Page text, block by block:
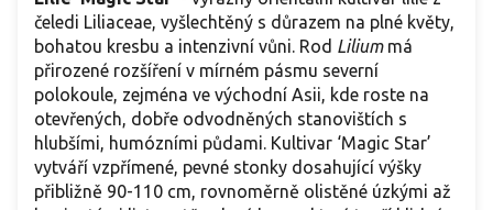
čeledi Liliaceae, vyšlechtěný s důrazem na plné květy,
bohatou kresbu a intenzivní vůni. Rod Liliummá
přirozené rozšíření v mírném pásmu severní
polokoule, zejména ve východní Asii, kde roste na
otevřených, dobře odvodněných stanovištích s
hlubšími, humózními půdami. Kultivar ‘Magic Star’
vytváří vzpřímené, pevné stonky dosahující výšky
přibližně 90-110 cm, rovnoměrně olistěné úzkými až